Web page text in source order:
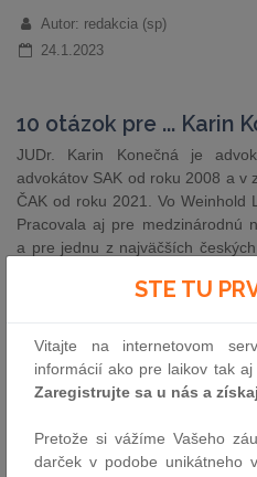
Autor: redakcia (sp)
24.1.2023
10 otázok pre ... Karin
JUDr. Karin Konečná je
advokátov SAK od roku 2008 a v
ČAK od roku 2021. Vo Weinhold
Pracovala aj pre medzinárodnú
a pre jednu z najväčších
10 otázok pre ...
JUDr. Ľudovít Mičinský pôsobí
Mičinský & Partners s. r. o. V
STE TU
Vitajte na internetovom
informácií ako pre laikov tak aj
Zaregistrujte sa u nás a
Pretože si vážíme Vašeho
darček v podobe unikátneho